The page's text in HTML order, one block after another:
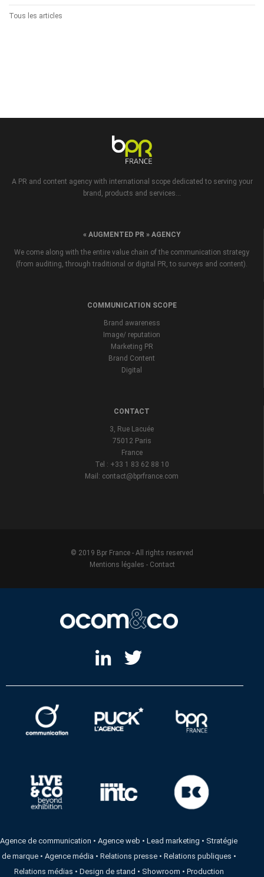
Tous les articles
A PR and content agency with international scope dedicated to serving your
brand, products and services...
« AUGMENTED PR » AGENCY
We come along with the entire value chain of the communication strategy
(from auditing, through traditional or digital PR, to surveys and content).
COMMUNICATION SCOPE
Brand awareness
Image/ reputation
Marketing PR
Brand Content
Digital
CONTACT
3, Rue Lacuée
75012 Paris
France
Tel : +33 1 83 62 88 10
Mail: contact@bprfrance.com
© 2019 Bpr France - All rights reserved
Mentions légales - Contact
Agence de communication •Agence web •Lead marketing • Stratégie
de marque• Agence média • Relations presse• Relations publiques •
Relations médias • Design de stand • Showroom • Production